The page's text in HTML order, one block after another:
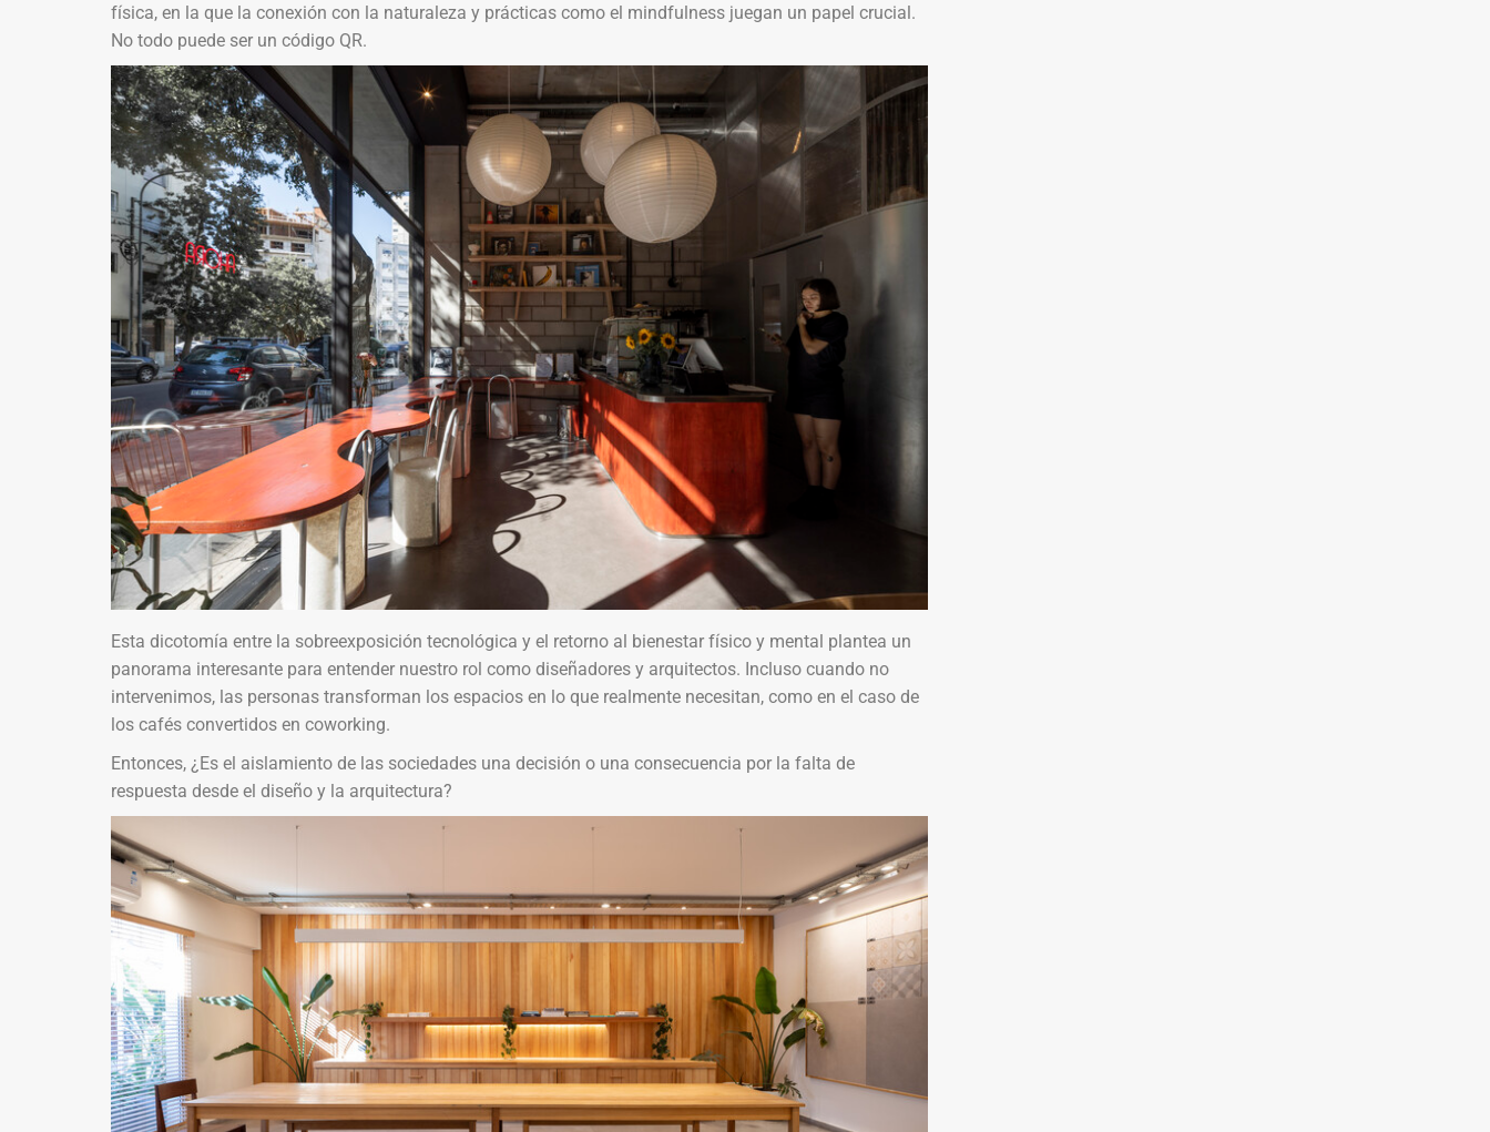
física, en la que la conexión con la naturaleza y prácticas como el mindfulness juegan un papel crucial.
No todo puede ser un código QR.
Esta dicotomía entre la sobreexposición tecnológica y el retorno al bienestar físico y mental plantea un
panorama interesante para entender nuestro rol como diseñadores y arquitectos. Incluso cuando no
intervenimos, las personas transforman los espacios en lo que realmente necesitan, como en el caso de
los cafés convertidos en coworking.
Entonces, ¿Es el aislamiento de las sociedades una decisión o una consecuencia por la falta de
respuesta desde el diseño y la arquitectura?